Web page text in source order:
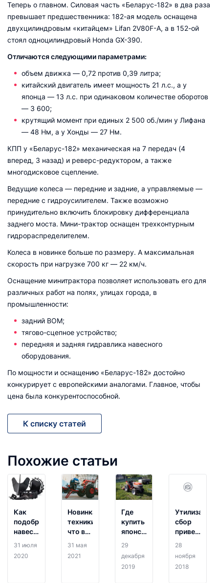
Теперь о главном. Силовая часть «Беларус-182» в два раза
превышает предшественника: 182-ая модель оснащена
двухцилиндровым «китайцем» Lifan 2V80F-A, а в 152-ой
стоял одноцилиндровый Honda GX-390.
Отличаются следующими параметрами:
объем движка — 0,72 против 0,39 литра;
китайский двигатель имеет мощность 21 л.с., а у
японца — 13 л.с. при одинаковом количестве оборотов
— 3 600;
крутящий момент при единых 2 500 об./мин у Лифана
— 48 Нм, а у Хонды — 27 Нм.
КПП у «Беларус-182» механическая на 7 передач (4
вперед, 3 назад) и реверс-редуктором, а также
многодисковое сцепление.
Ведущие колеса — передние и задние, а управляемые —
передние с гидроусилителем. Также возможно
принудительно включить блокировку дифференциала
заднего моста. Мини-трактор оснащен трехконтурным
гидрораспределителем.
Колеса в новинке больше по размеру. А максимальная
скорость при нагрузке 700 кг — 22 км/ч.
Оснащение минитрактора позволяет использовать его для
различных работ на полях, улицах города, в
промышленности:
задний ВОМ;
тягово-сцепное устройство;
передняя и задняя гидравлика навесного
оборудования.
По мощности и оснащению «Беларус-182» достойно
конкурирует с европейскими аналогами. Главное, чтобы
цена была конкурентоспособной.
К списку статей
Похожие статьи
Как
подобрать
навесное
для
и
31 июля
2020
Новинка
техники:
что вы
знаете
мотоблоке
31 мая
2021
Где
купить
японские
минитракторы
29
декабря
2019
сбор
приведёт
к
техники!
28
ноября
2018